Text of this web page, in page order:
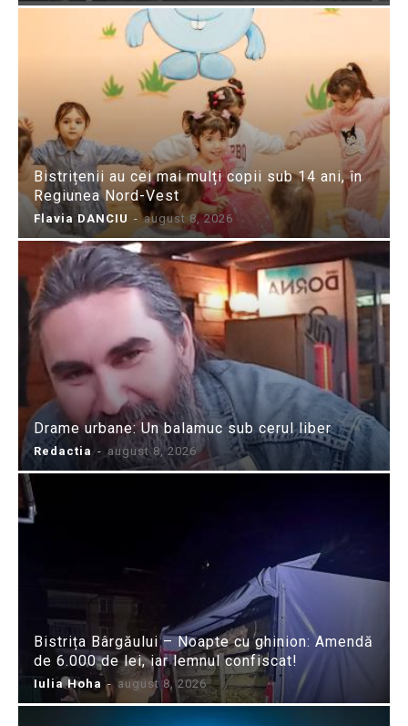
Bistrițenii au cei mai mulți copii sub 14 ani, în
Regiunea Nord-Vest
Flavia DANCIU - august 8, 2026
Drame urbane: Un balamuc sub cerul liber
Redactia - august 8, 2026
Bistrița Bârgăului – Noapte cu ghinion: Amendă
de 6.000 de lei, iar lemnul confiscat!
Iulia Hoha - august 8, 2026